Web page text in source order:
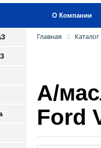
О Компании
Главная Каталог
А/
Ford